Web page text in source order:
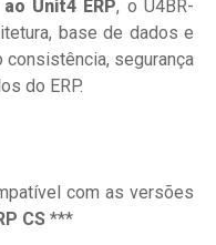
Unit4 ERP, o U4BR-
base de dados e
consistência, segurança
do ERP.
com as versões
CS ***